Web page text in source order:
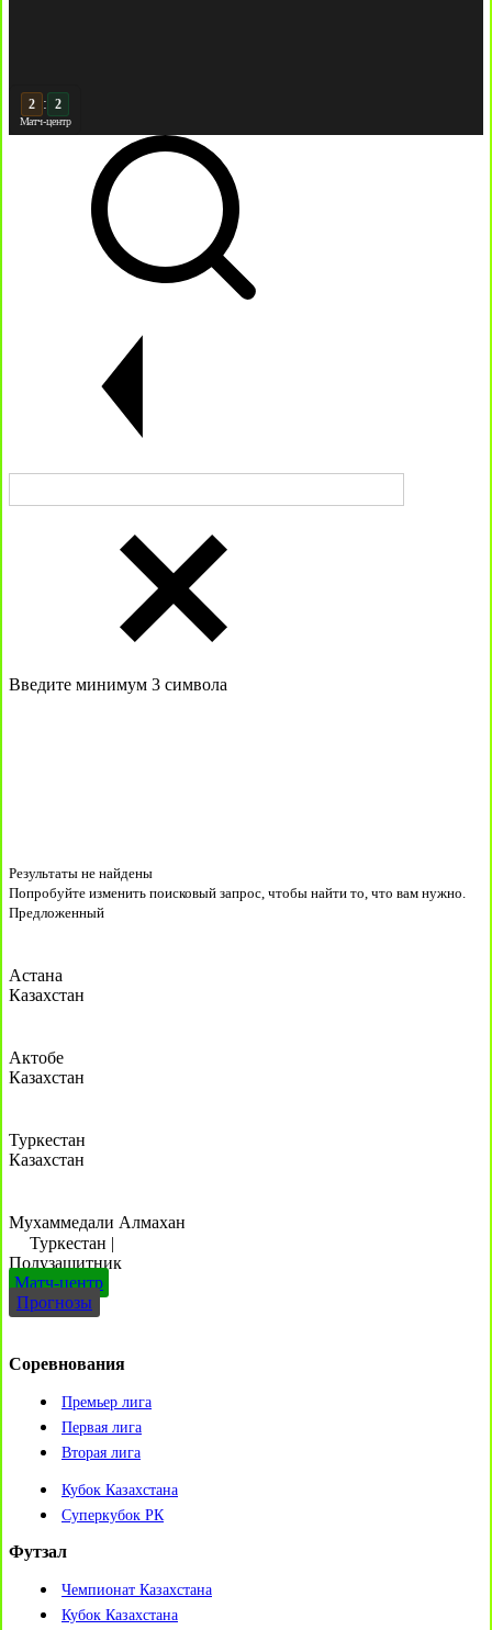
3 : 2
Матч-центр
Введите минимум 3 символа
Результаты не найдены
Попробуйте изменить поисковый запрос, чтобы найти то, что вам нужно.
Предложенный
Астана
Казахстан
Актобе
Казахстан
Туркестан
Казахстан
Мухаммедали Алмахан
Туркестан |
Полузащитник
Матч-центр
Прогнозы
Соревнования
Премьер лига
Первая лига
Вторая лига
Кубок Казахстана
Суперкубок РК
Футзал
Чемпионат Казахстана
Кубок Казахстана